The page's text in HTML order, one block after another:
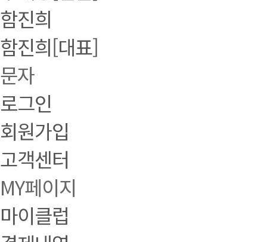
함진희
함진희[대표]
문자
로그인
회원가입
고객센터
MY페이지
마이클럽